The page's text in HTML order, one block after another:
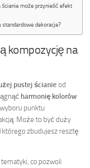
może przynieść efekt
dekoracje?
kompozycję na
pustej ścianie od
harmonię kolorów
punktu
Może to być duży
którego zbudujesz resztę
co pozwoli